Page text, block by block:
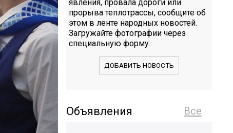
явления, провала дороги или
прорыва теплотрассы, сообщите об
этом в ленте народных новостей.
Загружайте фотографии через
специальную форму.
ДОБАВИТЬ НОВОСТЬ
Все
Объявления